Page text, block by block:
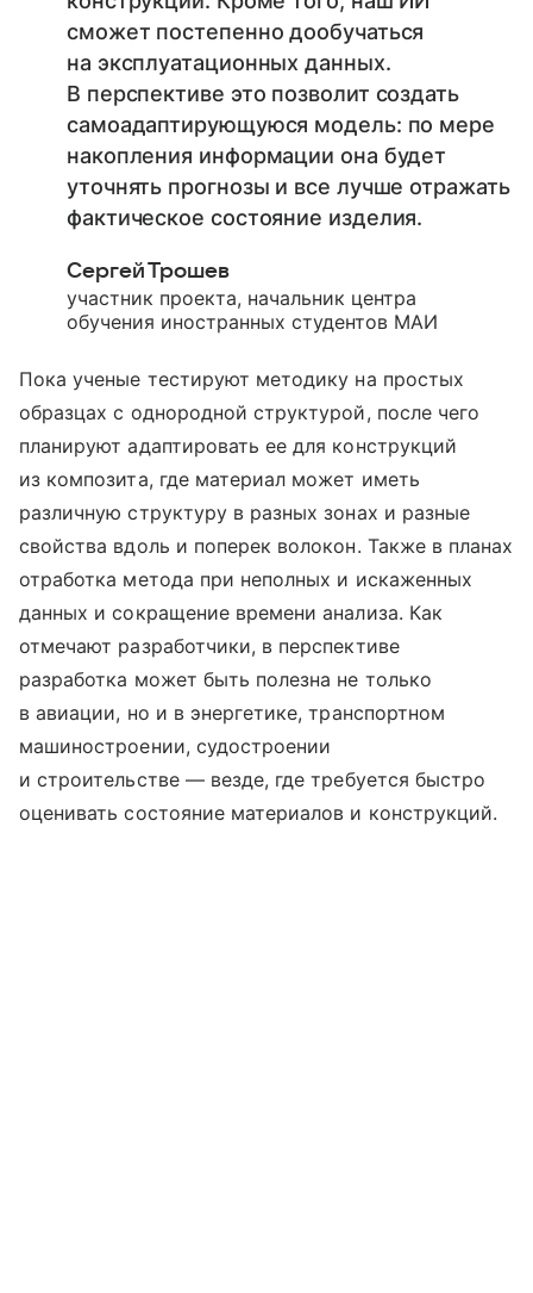
сможет постепенно дообучаться
на эксплуатационных данных.
В перспективе это позволит создать
самоадаптирующуюся модель: по мере
накопления информации она будет
уточнять прогнозы и все лучше отражать
фактическое состояние изделия.
Сергей Трошев
участник проекта, начальник центра
обучения иностранных студентов МАИ
Пока ученые тестируют методику на простых
образцах с однородной структурой, после чего
планируют адаптировать ее для конструкций
из композита, где материал может иметь
различную структуру в разных зонах и разные
свойства вдоль и поперек волокон. Также в планах
отработка метода при неполных и искаженных
данных и сокращение времени анализа. Как
отмечают разработчики, в перспективе
разработка может быть полезна не только
в авиации, но и в энергетике, транспортном
машиностроении, судостроении
и строительстве — везде, где требуется быстро
оценивать состояние материалов и конструкций.